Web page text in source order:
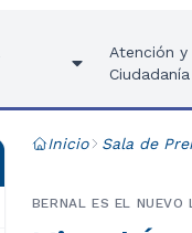
Atención
Ciudadanía
Inicio Sala de
BERNAL ES EL NUEVO